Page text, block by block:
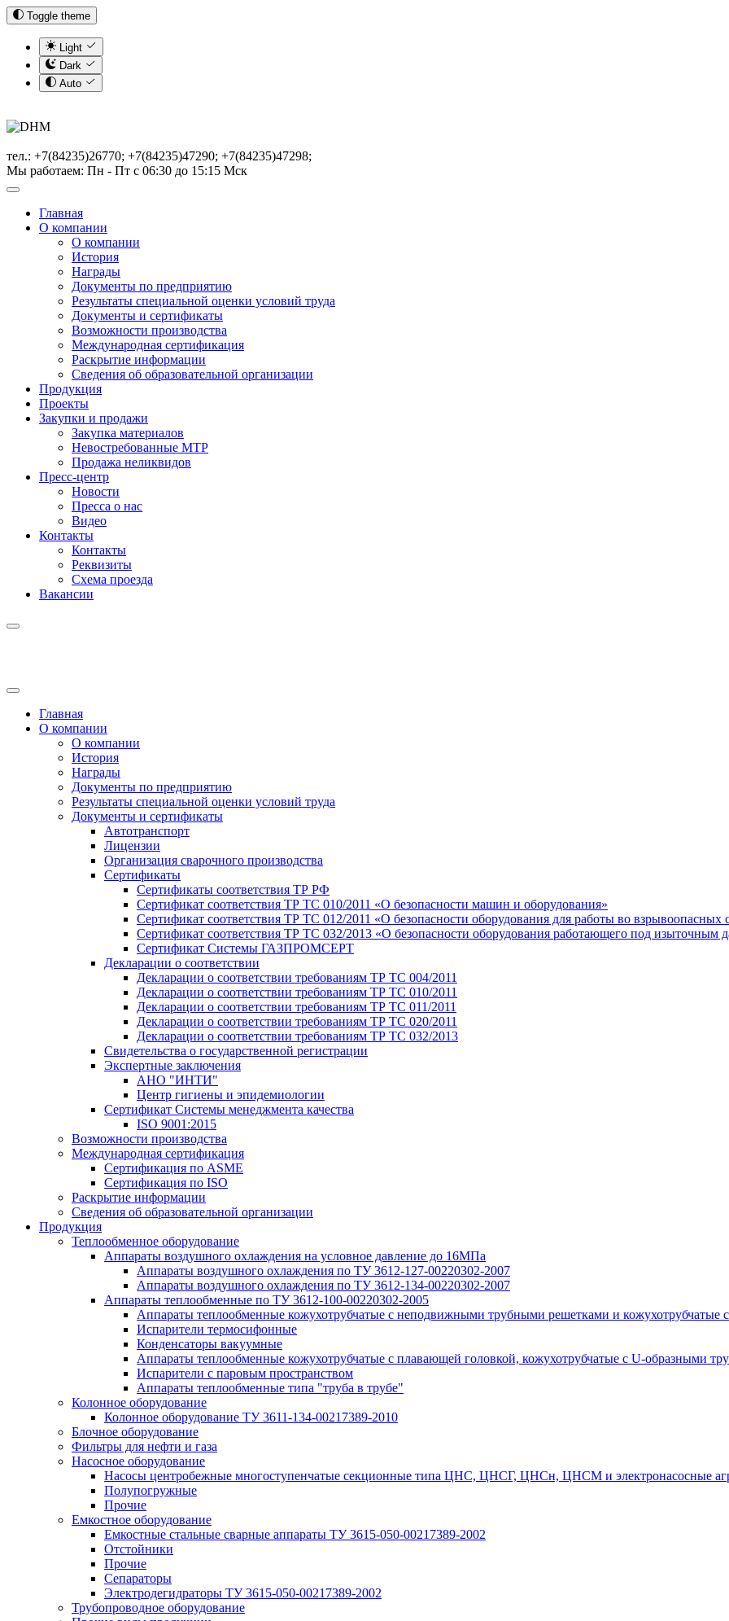
Toggle theme
Light
Dark
Auto
тел.: +7(84235)26770; +7(84235)47290; +7(84235)47298;
Мы работаем: Пн - Пт с 06:30 до 15:15 Мск
Главная
О компании
О компании
История
Награды
Документы по предприятию
Результаты специальной оценки условий труда
Документы и сертификаты
Возможности производства
Международная сертификация
Раскрытие информации
Сведения об образовательной организации
Продукция
Проекты
Закупки и продажи
Закупка материалов
Невостребованные МТР
Продажа неликвидов
Пресс-центр
Новости
Пресса о нас
Видео
Контакты
Контакты
Реквизиты
Схема проезда
Вакансии
Главная
О компании
О компании
История
Награды
Документы по предприятию
Результаты специальной оценки условий труда
Документы и сертификаты
Автотранспорт
Лицензии
Организация сварочного производства
Cертификаты
Сертификаты соответствия ТР РФ
Сертификат соответствия ТР ТС 010/2011 «О безопасности машин и оборудования»
Сертификат соответствия ТР ТС 012/2011 «О безопасности оборудования для работы во взрывоопасных
Сертификат соответствия ТР ТС 032/2013 «О безопасности оборудования работающего под изыточным
Сертификат Системы ГАЗПРОМСЕРТ
Декларации о соответствии
Декларации о соответствии требованиям ТР ТС 004/2011
Декларации о соответствии требованиям ТР ТС 010/2011
Декларации о соответствии требованиям ТР ТС 011/2011
Декларации о соответствии требованиям ТР ТС 020/2011
Декларации о соответствии требованиям ТР ТС 032/2013
Свидетельства о государственной регистрации
Экспертные заключения
АНО "ИНТИ"
Центр гигиены и эпидемиологии
Сертификат Системы менеджмента качества
ISO 9001:2015
Возможности производства
Международная сертификация
Сертификация по ASME
Сертификация по ISO
Раскрытие информации
Сведения об образовательной организации
Продукция
Теплообменное оборудование
Аппараты воздушного охлаждения на условное давление до 16МПа
Аппараты воздушного охлаждения по ТУ 3612-127-00220302-2007
Аппараты воздушного охлаждения по ТУ 3612-134-00220302-2007
Аппараты теплообменные по ТУ 3612-100-00220302-2005
Аппараты теплообменные кожухотрубчатые с неподвижными трубными решетками и кожухотрубчатые
Испарители термосифонные
Конденсаторы вакуумные
Аппараты теплообменные кожухотрубчатые с плавающей головкой, кожухотрубчатые с U-образными
Испарители с паровым пространством
Аппараты теплообменные типа "труба в трубе"
Колонное оборудование
Колонное оборудование ТУ 3611-134-00217389-2010
Блочное оборудование
Фильтры для нефти и газа
Насосное оборудование
Насосы центробежные многоступенчатые секционные типа ЦНС, ЦНСГ, ЦНСн, ЦНСМ и электронасосные
Полупогружные
Прочие
Емкостное оборудование
Емкостные стальные сварные аппараты ТУ 3615-050-00217389-2002
Отстойники
Прочие
Сепараторы
Электродегидраторы ТУ 3615-050-00217389-2002
Трубопроводное оборудование